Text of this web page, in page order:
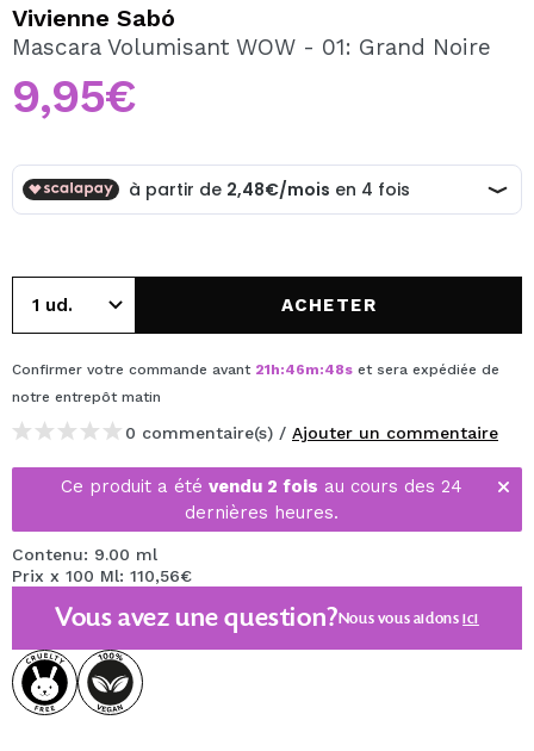
En créant un compte sur Maquibeauty.fr vous pourrez
effectuer vos achats rapidement, vérifier l'état de vos
commandes et consulter vos opérations précédentes.
CRÉER UN COMPTE
Vivienne Sabó
Mascara Volumisant WOW - 01: Grand Noire
9,95€
ACHETER
Confirmer votre commande avant 21h:46m:48s et sera expédiée de
notre entrepôt matin
0 commentaire(s) / Ajouter un commentaire
Ce produit a été vendu 2 fois au cours des 24
dernières heures.
Contenu: 9.00 ml
Prix x 100 Ml: 110,56€
Vous avez une question?Nous vous aidonsici